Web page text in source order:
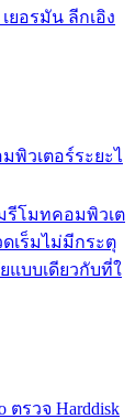
ยอรมัน ลีกเอิง
พิวเตอร์ระยะไ
รีโมทคอมพิวเต
เร็มไม่มีกระตุ
บบเดียวกับที่ใ
ตรวจ Harddisk